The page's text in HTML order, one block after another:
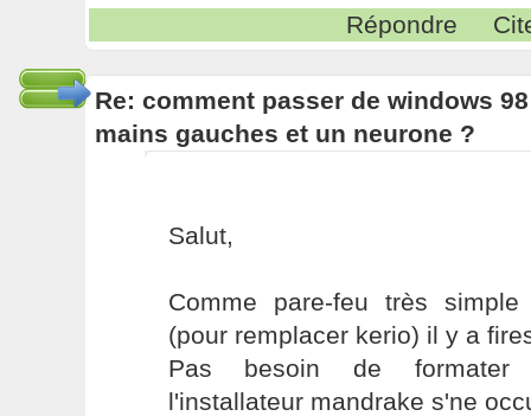
Répondre
Re: comment passer de windows
mains gauches et un neurone ?
Salut,
Comme pare-feu très
(pour remplacer kerio) il y a
Pas besoin de formater
l'installateur mandrake s'ne